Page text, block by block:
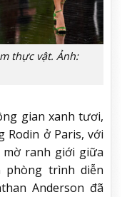
thực vật. Ảnh:
gian xanh tươi,
ở Paris, với
mờ ranh giới giữa
phòng trình diễn
Anderson đã